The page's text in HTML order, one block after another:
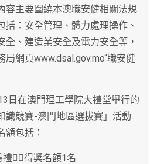
容主要圍繞本澳職安健相關法規
括：安全管理、體力處理操作、
全、建造業安全及電力安全等，
網頁www.dsal.gov.mo“職安健
日在澳門理工學院大禮堂舉行的
識競賽-澳門地區選拔賽」活動
額包括：
：得獎名額1名